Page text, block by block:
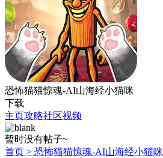
恐怖猫猫惊魂-AI山海经小猫咪
下载
主页攻略社区视频
暂时没有帖子~
首页 > 恐怖猫猫惊魂-AI山海经小猫咪